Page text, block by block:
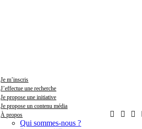
Je m’inscris
J’effectue une recherche
Je propose une initiative
Je propose un contenu média
À propos
Qui sommes-nous ?